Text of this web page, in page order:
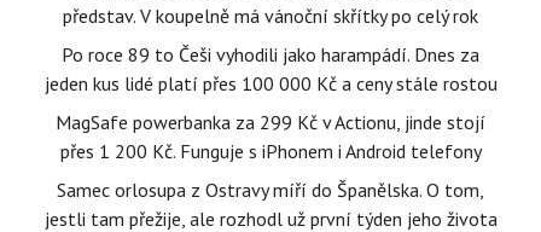
představ. V koupelně má vánoční skřítky po celý rok
Po roce 89 to Češi vyhodili jako harampádí. Dnes za
jeden kus lidé platí přes 100 000 Kč a ceny stále rostou
MagSafe powerbanka za 299 Kč v Actionu, jinde stojí
přes 1 200 Kč. Funguje s iPhonem i Android telefony
Samec orlosupa z Ostravy míří do Španělska. O tom,
jestli tam přežije, ale rozhodl už první týden jeho života